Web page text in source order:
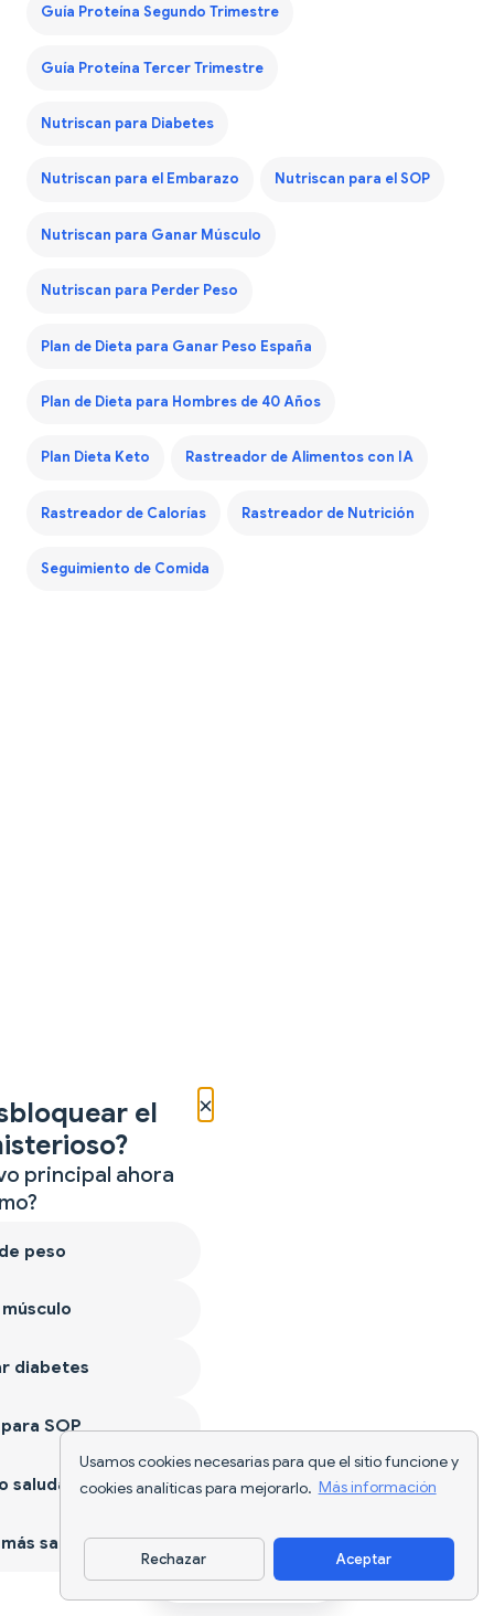
Usamos cookies necesarias para que el sitio funcione y
cookies analíticas para mejorarlo. Más información
Rechazar Aceptar
Guía Proteína Segundo Trimestre
Guía Proteína Tercer Trimestre
Nutriscan para Diabetes
Nutriscan para el Embarazo Nutriscan para el SOP
Nutriscan para Ganar Músculo
Nutriscan para Perder Peso
Plan de Dieta para Ganar Peso España
Plan de Dieta para Hombres de 40 Años
Plan Dieta Keto Rastreador de Alimentos con IA
Rastreador de Calorías Rastreador de Nutrición
Seguimiento de Comida
Descargar app
×
el
principal ahora
peso
diabetes
SOP
saludable
sano